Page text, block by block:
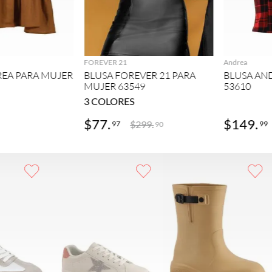
PARA MUJER
FOREVER 21
BLUSA FOREVER 21 PARA
MUJER 63549
3COLORES
$77. 97 $299.90
Andrea
BLUSA
53610
$149. 99